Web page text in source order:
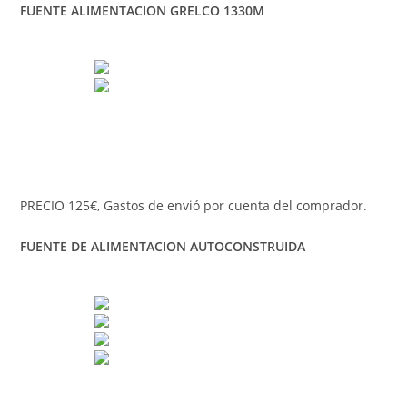
FUENTE ALIMENTACION GRELCO 1330M
PRECIO 125€, Gastos de envió por cuenta del comprador.
FUENTE DE ALIMENTACION AUTOCONSTRUIDA